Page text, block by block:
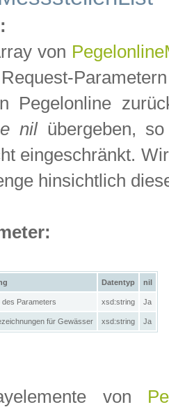
von
Pegelonline
nilübergeben, so
eingeschränkt.
hinsichtlich
Datentyp nil
des Parameters xsd:string Ja
für Gewässer xsd:string Ja
von